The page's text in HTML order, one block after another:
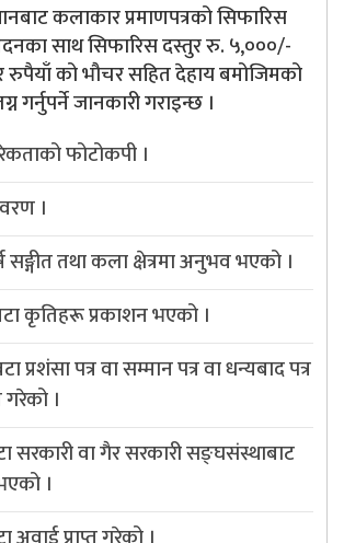
कलाकार प्रमाणपत्रको सिफारिस
साथ सिफारिस दस्तुर रु. ५,०००/-
रुपैयाँ को भौचर सहित देहाय बमोजिमको
गर्नुपर्ने जानकारी गराइन्छ ।
फोटोकपी ।
।
सङ्गीत तथा कला क्षेत्रमा अनुभव भएको ।
कृतिहरू प्रकाशन भएको ।
प्रशंसा पत्र वा सम्मान पत्र वा धन्यबाद पत्र
गरेको ।
सरकारी वा गैर सरकारी सङ्घसंस्थाबाट
।